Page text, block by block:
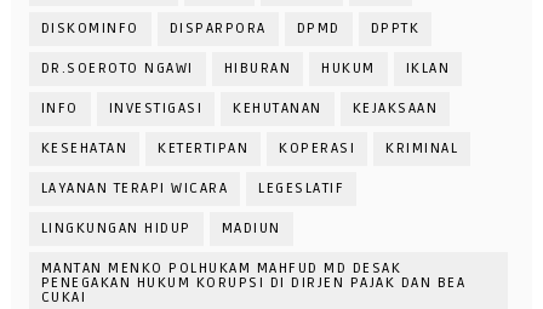
DISKOMINFO DISPARPORA DPMD DPPTK
DR.SOEROTO NGAWI HIBURAN HUKUM IKLAN
INFO INVESTIGASI KEHUTANAN KEJAKSAAN
KESEHATAN KETERTIPAN KOPERASI KRIMINAL
LAYANAN TERAPI WICARA LEGESLATIF
LINGKUNGAN HIDUP MADIUN
MANTAN MENKO POLHUKAM MAHFUD MD DESAK
PENEGAKAN HUKUM KORUPSI DI DIRJEN PAJAK DAN BEA
CUKAI